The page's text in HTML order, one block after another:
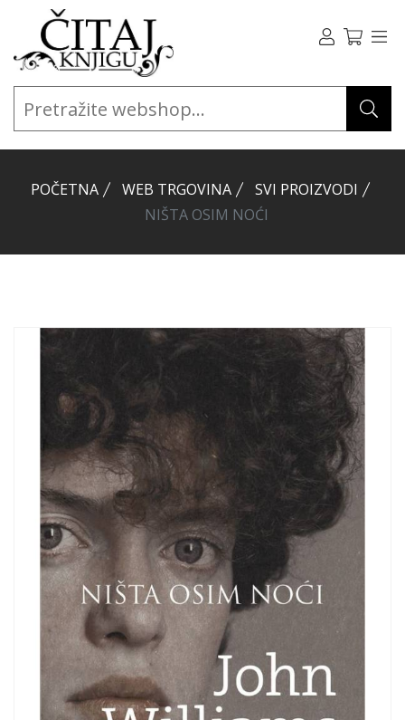
POČETNA WEB TRGOVINA
SVI PROIZVODI
NIŠTA OSIM NOĆI